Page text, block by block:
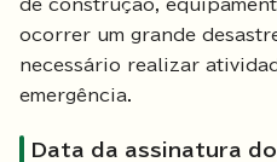
de construção,
ocorrer um grande
necessário realizar
emergência.
Data da assinatura